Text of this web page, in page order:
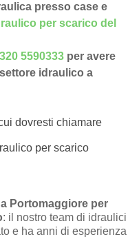
presso case e
per scarico del
320 5590333 per avere
idraulico a
dovresti chiamare
per scarico
Portomaggiore per
: il nostro team di idraulici
e ha anni di esperienza